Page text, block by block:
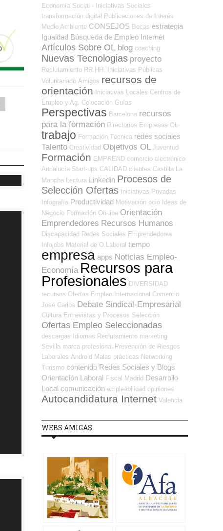
Economía Social - Iniciativas Sociales
transformación digital
Publicaciones de Interés
Medio Ambiente CONSEJOS Becas estrategia
Igualdad Búsqueda de Empleo Internet
Artículos Sobre OL blog coaching
Nuevas Tecnologias proyecto
Reclutamiento RR.HH.
Iniciativas Públicas
Voluntariado Amigos recursos de
orientación
Iniciativas Locales Centros de
Empleo y Ag. Colocación Guías
Perspectivas Barcelona recursos
para la formación Directorios Empresas OL
trabajo Formación Técnica redes sociales
Talento Creatividad Objetivos OL Juventud
Formación EMPREND comercio electrónico
Andalucía Start-ups CALIDAD clientes Castilla La
Mancha
Lectura Linkedin Procesos de
Selección Ofertas Iniciativas Privadas
Infografía Productividad Motivación ocio Ideas de
Negocio Formación On-line Orientación
Emprendedores Recursos Humanos
Discapacidad Redes Sociales Emprendedores
Infojobs Material de O.Laboral tiempo
empresa apps Noticias Empleo-
Economía Recursos para
Profesionales DIVERSIDAD
recursos Ofertas Empleo Internacional Comercio
José Carlos Debate Sindical-Empresarial
Cultura Entrevistas y Procesos Selección
Ofertas Empleo Seleccionadas
descargas Idiomas Reclutamiento marketing
Sevilla marca profesional
Prevención de Riesgos
Laborales Android Malas prácticas Networking
Turismo contenido Redes Sociales y Blogs
Orientación Laboral Fiscal Madrid Desarrollo
Local comunicación empleabilidad opiniones
Autocandidatura Internet Valencia
WEBS AMIGAS